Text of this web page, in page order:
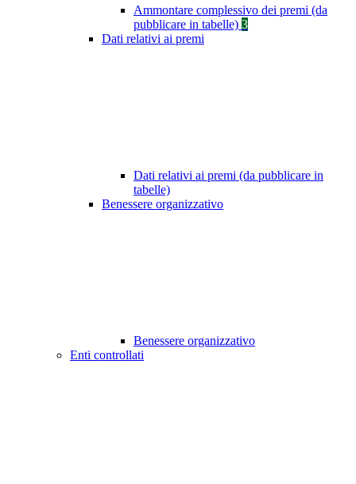
Ammontare complessivo dei premi (da
pubblicare in tabelle) 3
Dati relativi ai premi
Dati relativi ai premi (da pubblicare in
tabelle)
Benessere organizzativo
Benessere organizzativo
Enti controllati